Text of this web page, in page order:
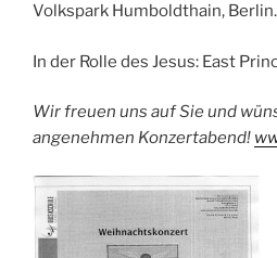
Volkspark Humboldthain,
In der Rolle des Jesus: East
Wir freuen uns auf Sie und
angenehmen Konzertabend!